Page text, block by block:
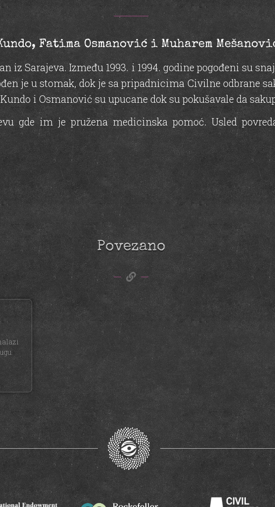
Fatima Osmanović i Muharem
iz Sarajeva. Između 1993. i 1994. godine pogođeni su
je u stomak, dok je sa pripadnicima Civilne odbrane
i Osmanović su upucane dok su pokušavale da
gde im je pružena medicinska pomoć. Usled
Povezano